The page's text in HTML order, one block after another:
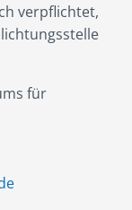
verpflichtet,
für